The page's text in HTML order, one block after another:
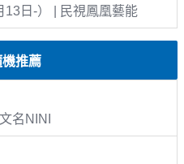
13日-） | 民視鳳凰藝能
推薦
名NINI